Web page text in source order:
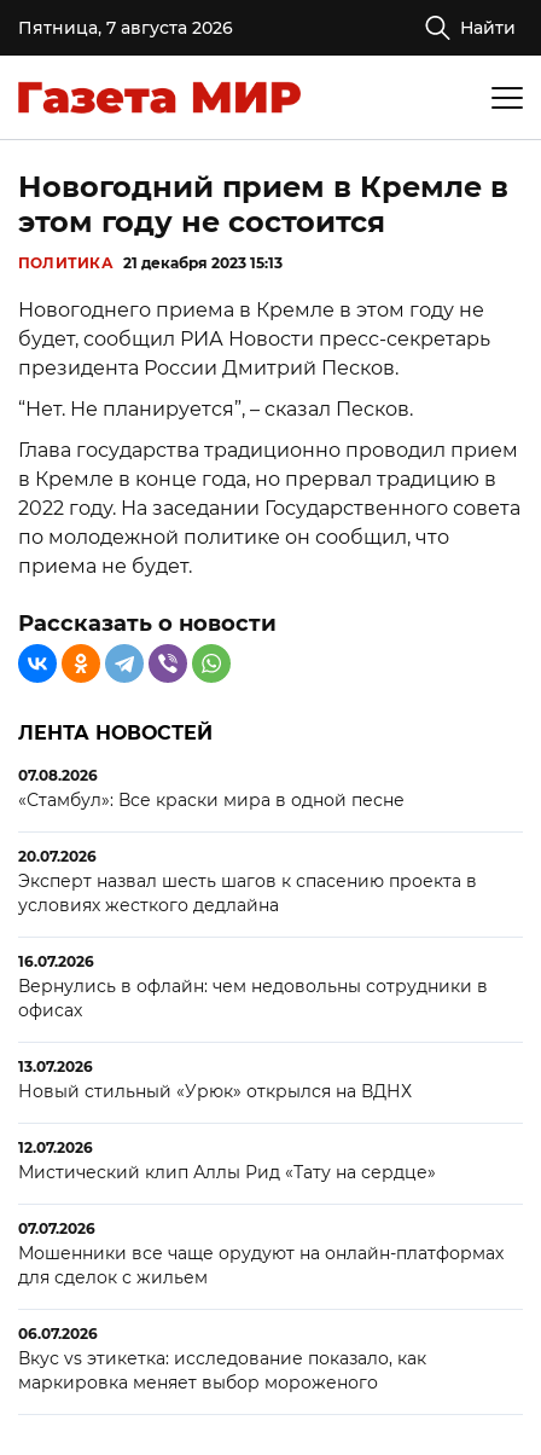
Пятница, 7 августа 2026 Найти
Новогодний прием в Кремле в
этом году не состоится
ПОЛИТИКА 21 декабря 2023 15:13
Новогоднего приема в Кремле в этом году не
будет, сообщил РИА Новости пресс-секретарь
президента России Дмитрий Песков.
“Нет. Не планируется”, – сказал Песков.
Глава государства традиционно проводил прием
в Кремле в конце года, но прервал традицию в
2022 году. На заседании Государственного совета
по молодежной политике он сообщил, что
приема не будет.
Рассказать о новости
ЛЕНТА НОВОСТЕЙ
07.08.2026
«Стамбул»: Все краски мира в одной песне
20.07.2026
Эксперт назвал шесть шагов к спасению проекта в
условиях жесткого дедлайна
16.07.2026
Вернулись в офлайн: чем недовольны сотрудники в
офисах
13.07.2026
Новый стильный «Урюк» открылся на ВДНХ
12.07.2026
Мистический клип Аллы Рид «Тату на сердце»
07.07.2026
Мошенники все чаще орудуют на онлайн-платформах
для сделок с жильем
06.07.2026
Вкус vs этикетка: исследование показало, как
маркировка меняет выбор мороженого